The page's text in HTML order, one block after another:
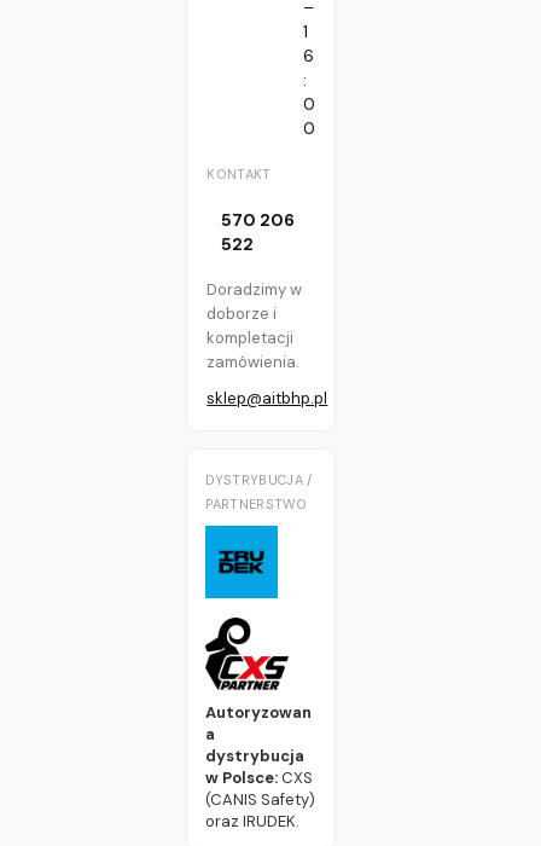
–
1
6
:
0
0
KONTAKT
570 206
522
Doradzimy w
doborze i
kompletacji
zamówienia.
sklep@aitbhp.pl
DYSTRYBUCJA /
PARTNERSTWO
Autoryzowan
a
dystrybucja
w Polsce:CXS
(CANIS Safety)
oraz IRUDEK.